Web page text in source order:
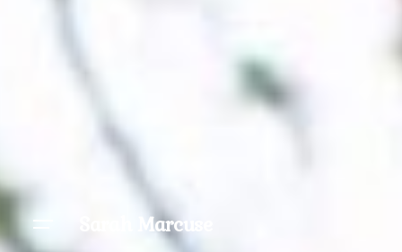
Sarah Marcuse